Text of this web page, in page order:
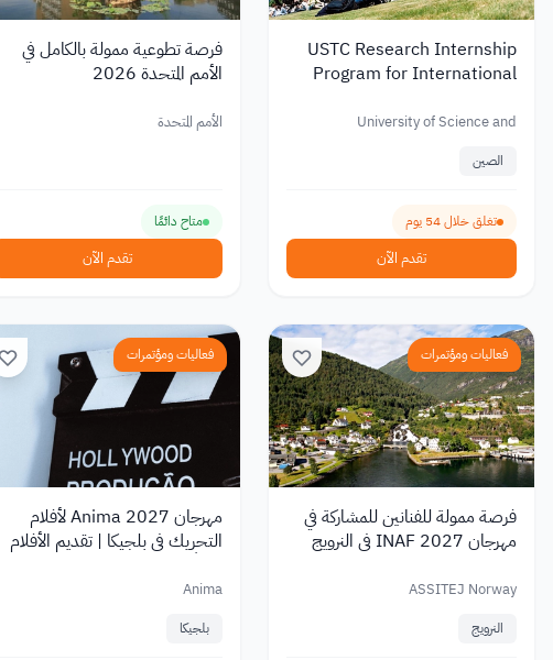
USTC Research Internship
Program for International
Master’s & PhD)
University of Science and
الصين
تغلق خلال 54 يوم
تقدم الآن
فرصة تطوعية ممولة بالكامل في
الأمم المتحدة 2026
الأمم المتحدة
متاح دائمًا
تقدم الآن
فعاليات ومؤتمرات
فرصة ممولة للفنانين للمشاركة في
مهرجان INAF 2027 في النرويج
ASSITEJ Norway
النرويج
فعاليات ومؤتمرات
مهرجان Anima 2027 لأفلام
التحريك في بلجيكا | تقديم الأفلام
Anima
بلجيكا